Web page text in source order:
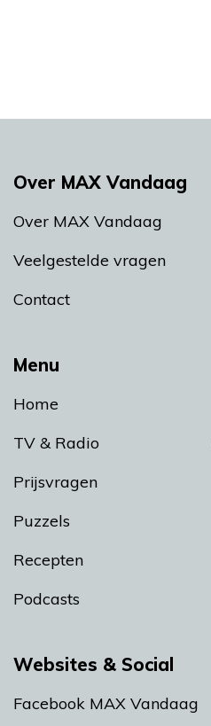
Menu
Home
TV & Radio
Prijsvragen
Puzzels
Recepten
Podcasts
Over MAX Vandaag
Over MAX Vandaag
Veelgestelde vragen
Contact
Websites & Social
Facebook MAX Vandaag